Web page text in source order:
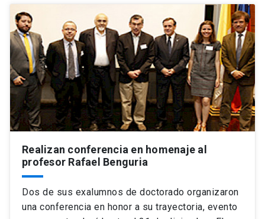
Realizan conferencia en homenaje al
profesor Rafael Benguria
Dos de sus exalumnos de doctorado organizaron
una conferencia en honor a su trayectoria, evento